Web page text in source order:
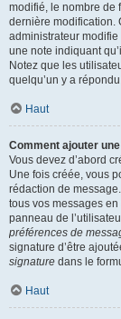
modifié, le nombre de
dernière modification.
administrateur
une note indiquant
Notez que les
quelqu’un y a
Haut
Comment ajouter
Vous devez d’abord
Une fois créée, vous
rédaction de
tous vos messages
panneau de
préférences de
signature d’être
signature dans le
Haut